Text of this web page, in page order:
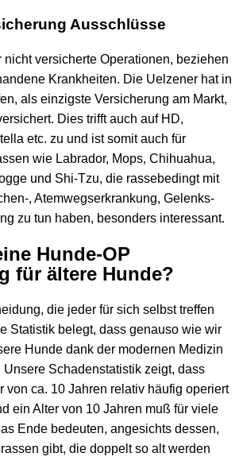
Ausschlüsse
nicht versicherte Operationen, beziehen
Krankheiten. Die Uelzener hat in
als einzigste Versicherung am Markt,
Dies trifft auch auf HD,
etc. zu und ist somit auch für
wie Labrador, Mops, Chihuahua,
und Shi-Tzu, die rassebedingt mit
, Atemwegserkrankung, Gelenks-
zu tun haben, besonders interessant.
Hunde-OP
für ältere Hunde?
die jeder für sich selbst treffen
Statistik belegt, dass genauso wie wir
Hunde dank der modernen Medizin
Unsere Schadenstatistik zeigt, dass
von ca. 10 Jahren relativ häufig operiert
ein Alter von 10 Jahren muß für viele
Ende bedeuten, angesichts dessen,
gibt, die doppelt so alt werden